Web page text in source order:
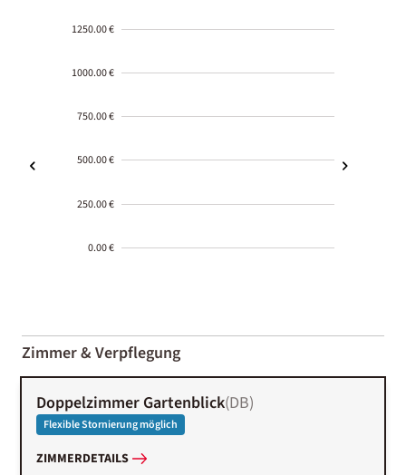
1250.00 €
1000.00 €
750.00 €
500.00 €
250.00 €
0.00 €
01-02
Zimmer & Verpflegung
Doppelzimmer Gartenblick(DB)
Flexible Stornierung möglich
ZIMMERDETAILS